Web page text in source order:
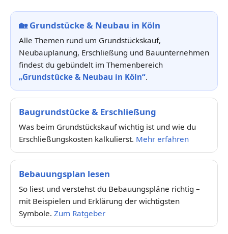
🏡Grundstücke & Neubau in Köln
Alle Themen rund um Grundstückskauf,
Neubauplanung, Erschließung und Bauunternehmen
findest du gebündelt im Themenbereich
„Grundstücke & Neubau in Köln“.
Baugrundstücke & Erschließung
Was beim Grundstückskauf wichtig ist und wie du
Erschließungskosten kalkulierst. Mehr erfahren
Bebauungsplan lesen
So liest und verstehst du Bebauungspläne richtig –
mit Beispielen und Erklärung der wichtigsten
Symbole. Zum Ratgeber